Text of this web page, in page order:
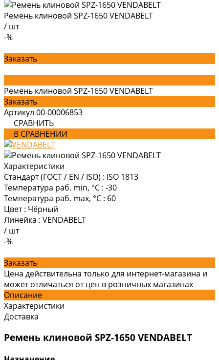
Ремень клиновой SPZ-1650 VENDABELT
/ шт
-%
Заказать
Ремень клиновой SPZ-1650 VENDABELT
Заказать
Артикул 00-00006853
СРАВНИТЬ
В СРАВНЕНИИ
Характеристики
Стандарт (ГОСТ / EN / ISO) : ISO 1813
Температура раб. min, °C : -30
Температура раб. max, °C : 60
Цвет : Чёрный
Линейка : VENDABELT
/ шт
-%
Заказать
Цена действительна только для интернет-магазина и
может отличаться от цен в розничных магазинах
Описание
Характеристики
Доставка
Ремень клиновой SPZ-1650 VENDABELT